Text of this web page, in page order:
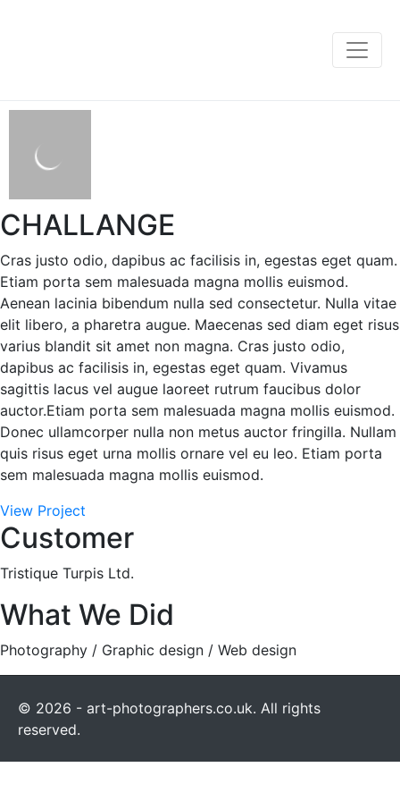
CHALLANGE
Cras justo odio, dapibus ac facilisis in, egestas eget quam.
Etiam porta sem malesuada magna mollis euismod.
Aenean lacinia bibendum nulla sed consectetur. Nulla vitae
elit libero, a pharetra augue. Maecenas sed diam eget risus
varius blandit sit amet non magna. Cras justo odio,
dapibus ac facilisis in, egestas eget quam. Vivamus
sagittis lacus vel augue laoreet rutrum faucibus dolor
auctor.Etiam porta sem malesuada magna mollis euismod.
Donec ullamcorper nulla non metus auctor fringilla. Nullam
quis risus eget urna mollis ornare vel eu leo. Etiam porta
sem malesuada magna mollis euismod.
View Project
Customer
Tristique Turpis Ltd.
What We Did
Photography / Graphic design / Web design
© 2026 - art-photographers.co.uk. All rights
reserved.